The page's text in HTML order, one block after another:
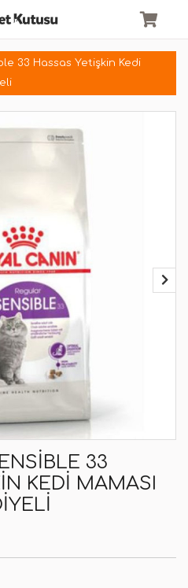
33 Hassas Yetişkin Kedi
33
KEDI MAMASI